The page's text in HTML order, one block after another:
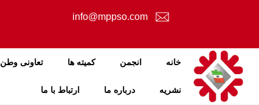
info@mppso.com
خانه انجمن کمیته ها تعاونی وطن
نشریه درباره ما ارتباط با ما